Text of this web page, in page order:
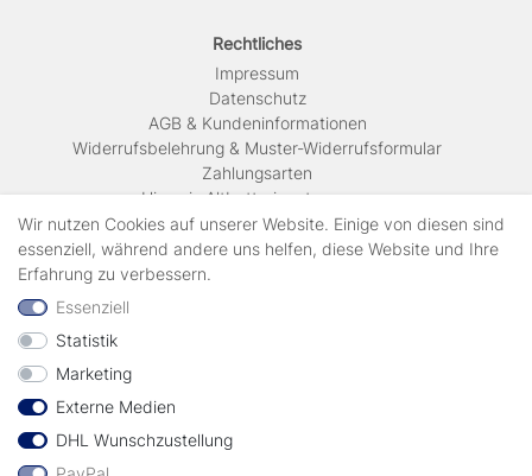
Rechtliches
Impressum
Daten­schutz
AGB & Kundeninformationen
Widerrufsbelehrung & Muster-Widerrufsformular
Zahlungsarten
Hinweis Altbatterieentsorgung
Versandkosten & Lieferinformationen
Zahlungsarten
geprüft durch
Wir nutzen Cookies auf unserer Website. Einige von diesen sind
essenziell, während andere uns helfen, diese Website und Ihre
Erfahrung zu verbessern.
Essenziell
Statistik
Marketing
Externe Medien
DHL Wunschzustellung